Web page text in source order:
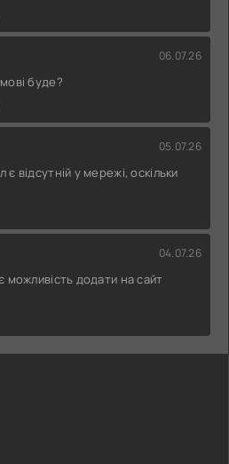
06.07.26
буде?
05.07.26
відсутній у мережі, оскільки
04.07.26
можливість додати на сайт